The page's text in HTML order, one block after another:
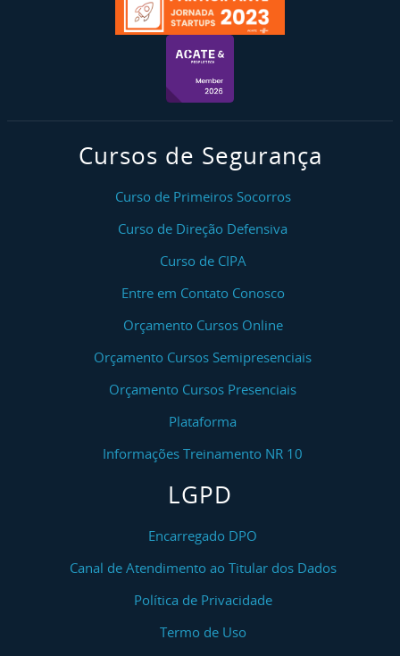
Cursos de Segurança
Curso de Primeiros Socorros
Curso de Direção Defensiva
Curso de CIPA
Entre em Contato Conosco
Orçamento Cursos Online
Orçamento Cursos Semipresenciais
Orçamento Cursos Presenciais
Plataforma
Informações Treinamento NR 10
LGPD
Encarregado DPO
Canal de Atendimento ao Titular dos Dados
Política de Privacidade
Termo de Uso